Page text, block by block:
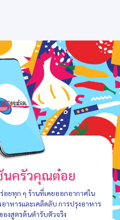
นครัวคุณต๋อย
ร่อยทุก ๆ ร้านที่เคยออกอากาศใน
หารและเคล็ดลับ การปรุงอาหาร
องสูตรต้นตำรับตัวจริง